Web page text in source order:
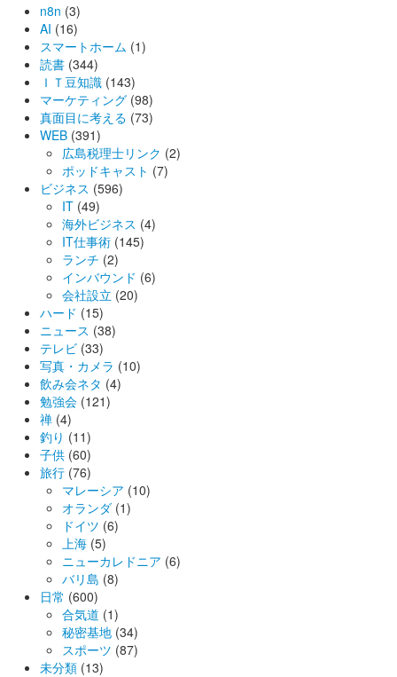
n8n (3)
AI (16)
スマートホーム (1)
読書 (344)
ＩＴ豆知識 (143)
マーケティング (98)
真面目に考える (73)
WEB (391)
広島税理士リンク (2)
ポッドキャスト (7)
ビジネス (596)
IT (49)
海外ビジネス (4)
IT仕事術 (145)
ランチ (2)
インバウンド (6)
会社設立 (20)
ハード (15)
ニュース (38)
テレビ (33)
写真・カメラ (10)
飲み会ネタ (4)
勉強会 (121)
禅 (4)
釣り (11)
子供 (60)
旅行 (76)
マレーシア (10)
オランダ (1)
ドイツ (6)
上海 (5)
ニューカレドニア (6)
バリ島 (8)
日常 (600)
合気道 (1)
秘密基地 (34)
スポーツ (87)
未分類 (13)